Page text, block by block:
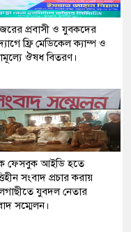
প্রবাসী ও যুবকদের
ফ্রি মেডিকেল ক্যাম্প ও
ঔষধ বিতরণ।
ফেসবুক আইডি হতে
সংবাদ প্রচার করায়
যুবদল নেতার
সম্মেলন।